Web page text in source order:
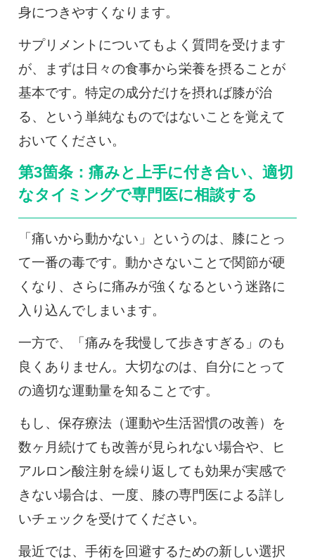
身につきやすくなります。
サプリメントについてもよく質問を受けます
が、まずは日々の食事から栄養を摂ることが
基本です。特定の成分だけを摂れば膝が治
る、という単純なものではないことを覚えて
おいてください。
第3箇条：痛みと上手に付き合い、適切
なタイミングで専門医に相談する
「痛いから動かない」というのは、膝にとっ
て一番の毒です。動かさないことで関節が硬
くなり、さらに痛みが強くなるという迷路に
入り込んでしまいます。
一方で、「痛みを我慢して歩きすぎる」のも
良くありません。大切なのは、自分にとって
の適切な運動量を知ることです。
もし、保存療法（運動や生活習慣の改善）を
数ヶ月続けても改善が見られない場合や、ヒ
アルロン酸注射を繰り返しても効果が実感で
きない場合は、一度、膝の専門医による詳し
いチェックを受けてください。
最近では、手術を回避するための新しい選択